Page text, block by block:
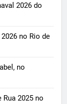
2026 do
no Rio de
no
2025 no